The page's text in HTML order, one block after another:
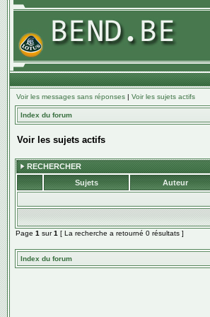
Voir les messages sans réponses | Voir les sujets actifs
Index du forum
Voir les sujets actifs
RECHERCHER
Sujets
Auteur
Page 1 sur1 [ La recherche a retourné 0 résultats ]
Index du forum